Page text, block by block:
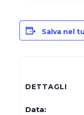
Salva nel
DETTAGLI
Data: